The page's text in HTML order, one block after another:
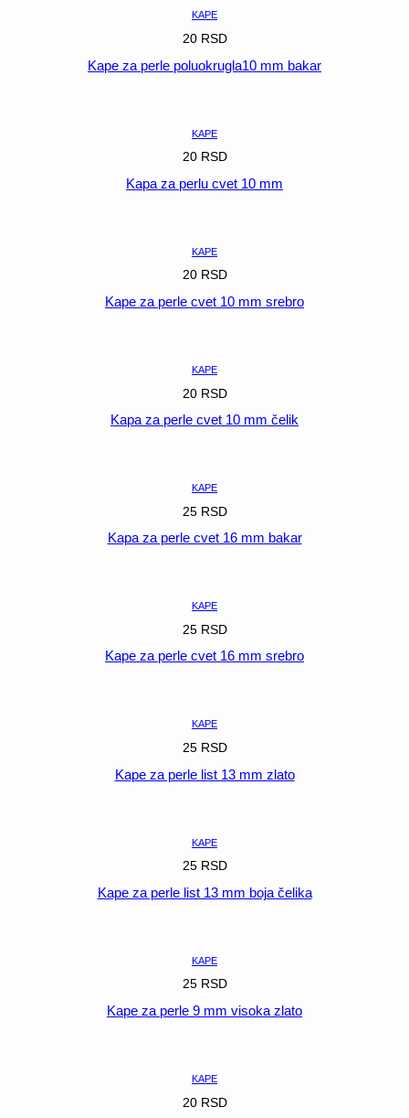
KAPE
20 RSD
Kape za perle poluokrugla10 mm bakar
KAPE
20 RSD
Kapa za perlu cvet 10 mm
KAPE
20 RSD
Kape za perle cvet 10 mm srebro
KAPE
20 RSD
Kapa za perle cvet 10 mm čelik
KAPE
25 RSD
Kapa za perle cvet 16 mm bakar
KAPE
25 RSD
Kape za perle cvet 16 mm srebro
KAPE
25 RSD
Kape za perle list 13 mm zlato
KAPE
25 RSD
Kape za perle list 13 mm boja čelika
KAPE
25 RSD
Kape za perle 9 mm visoka zlato
KAPE
20 RSD